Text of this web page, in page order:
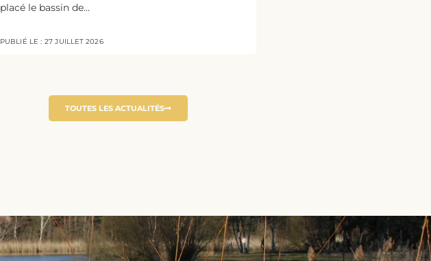
placé le bassin de...
PUBLIÉ LE : 27 JUILLET 2026
TOUTES LES ACTUALITÉS